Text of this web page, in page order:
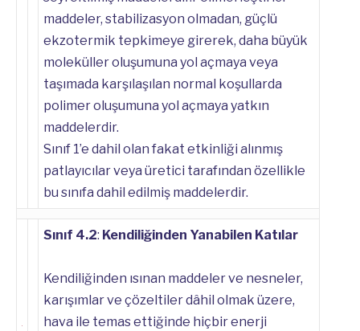
maddeler, stabilizasyon olmadan, güçlü
ekzotermik tepkimeye girerek, daha büyük
moleküller oluşumuna yol açmaya veya
taşımada karşılaşılan normal koşullarda
polimer oluşumuna yol açmaya yatkın
maddelerdir.
Sınıf 1’e dahil olan fakat etkinliği alınmış
patlayıcılar veya üretici tarafından özellikle
bu sınıfa dahil edilmiş maddelerdir.
Sınıf 4.2: Kendiliğinden Yanabilen Katılar
Kendiliğinden ısınan maddeler ve nesneler,
karışımlar ve çözeltiler dâhil olmak üzere,
hava ile temas ettiğinde hiçbir enerji